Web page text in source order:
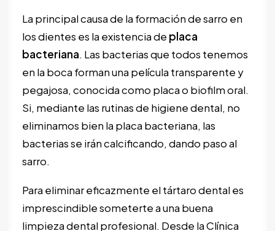
La principal causa de la formación de sarro en
los dientes es la existencia de placa
bacteriana. Las bacterias que todos tenemos
en la boca forman una película transparente y
pegajosa, conocida como placa o biofilm oral.
Si, mediante las rutinas de higiene dental, no
eliminamos bien la placa bacteriana, las
bacterias se irán calcificando, dando paso al
sarro.
Para eliminar eficazmente el tártaro dental es
imprescindible someterte a una buena
limpieza dental profesional. Desde la Clínica